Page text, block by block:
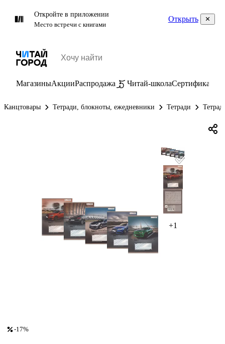
Откройте в приложении
Место встречи с книгами
Открыть
МагазиныАкцииРаспродажа Читай-школаСертификаты
Канцтовары Тетради, блокноты, ежедневники Тетради
+1
-17%